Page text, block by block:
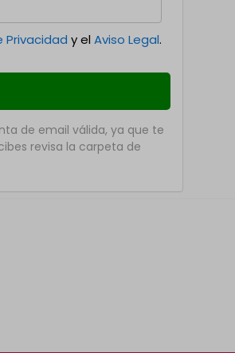
Privacidad y elAviso Legal.
de email válida, ya que te
revisa la carpeta de